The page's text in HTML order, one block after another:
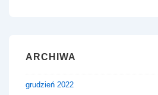
ARCHIWA
grudzień 2022